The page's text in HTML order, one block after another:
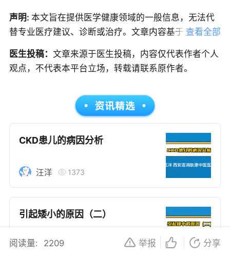
声明: 本文旨在提供医学健康领域的一般信息，无法代
替专业医疗建议、诊断或治疗。文章内容基于当前的医
能随时更新，因此建议读者获取最新的医学指导。如果
您是患者，请在做出任何健康决策前咨询合格的医疗专
据，紧急医疗情况应立即寻求专业医疗服务；如果您是
医务人员，本文内容旨在作为教育和信息更新的资源。
在临床实践中应用本文信息时，应结合您的专业判断和
患者的具体情况。
查看全部
医生投稿： 文章来源于医生投稿，内容仅代表作者个人
观点，不代表本平台立场，转载请联系原作者。
CKD患儿的病因分析
汪洋 1373
引起矮小的原因（二）
靖茜
阅读量: 2209 举报 分享